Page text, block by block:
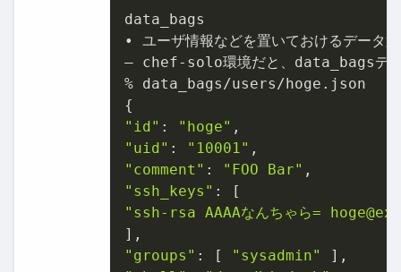
data_bags
• ユーザ情報などを置いておけるデータ
– chef-solo環境だと、data_bagsディ
% data_bags/users/hoge.json
"id" : "hoge"
"uid" : "10001"
"comment" : "FOO Bar"
"ssh_keys"
"ssh-rsa AAAAなんちゃら=
"groups" : [ "sysadmin"